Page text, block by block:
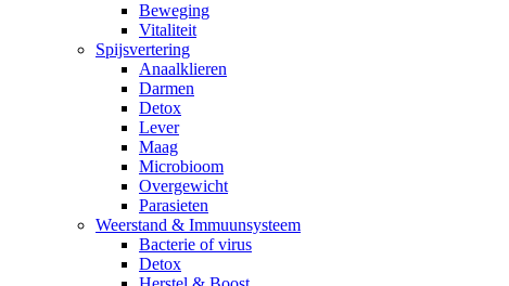
Beweging
Vitaliteit
Spijsvertering
Anaalklieren
Darmen
Detox
Lever
Maag
Microbioom
Overgewicht
Parasieten
Weerstand & Immuunsysteem
Bacterie of virus
Detox